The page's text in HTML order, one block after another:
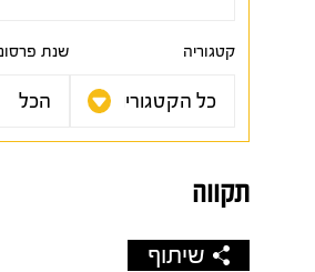
קטגוריה שנת
תקווה
שיתוף